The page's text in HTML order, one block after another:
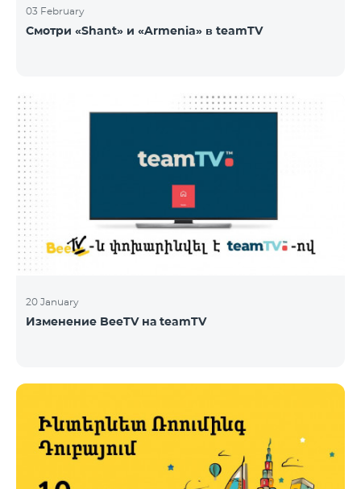
03 February
Смотри «Shant» и «Armenia» в teamTV
20 January
Изменение BeeTV на teamTV